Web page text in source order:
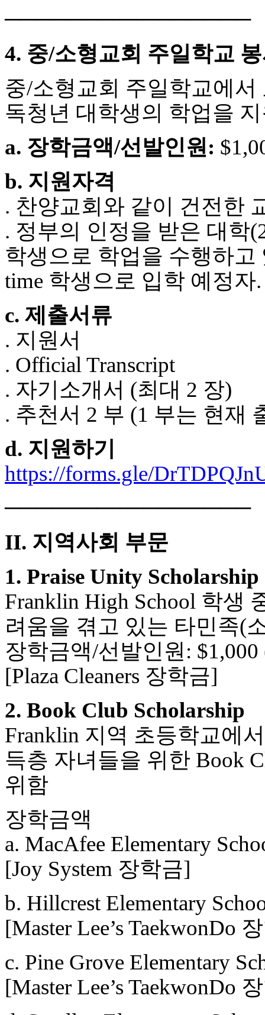
시
출
────────────────
4. 중/소형교회 주일학교
중/소형교회 주일학교에
독청년 대학생의 학업을
a. 장학금액/선발인원:
b. 지원자격
. 찬양교회와 같이 건전한
. 정부의 인정을 받은 대학
학생으로 학업을 수행하고
time 학생으로 입학 예정자.
c. 제출서류
. 지원서
. Official Transcript
. 자기소개서 (최대 2 장)
. 추천서 2 부 (1 부는 현재
d. 지원하기
https://forms.gle/
────────────────
II. 지역사회 부문
1. Praise Unity Scholarship
Franklin High School 학생
려움을 겪고 있는 타민족(
장학금액/선발인원: $1,000
[Plaza Cleaners 장학금]
2. Book Club Scholarship
Franklin 지역 초등학교에
득층 자녀들을 위한 Book
위함
장학금액
a. MacAfee Elementary
[Joy System 장학금]
b. Hillcrest Elementary
[Master Lee’s TaekwonDo
c. Pine Grove Elementary
[Master Lee’s TaekwonDo